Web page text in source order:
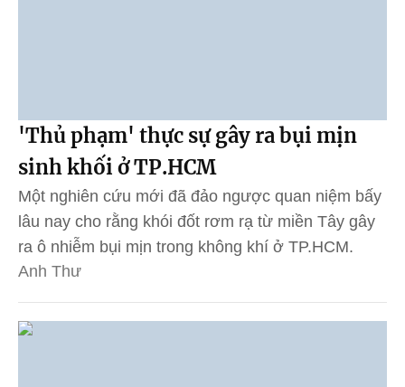
'Thủ phạm' thực sự gây ra bụi mịn
sinh khối ở TP.HCM
Một nghiên cứu mới đã đảo ngược quan niệm bấy
lâu nay cho rằng khói đốt rơm rạ từ miền Tây gây
ra ô nhiễm bụi mịn trong không khí ở TP.HCM.
Anh Thư